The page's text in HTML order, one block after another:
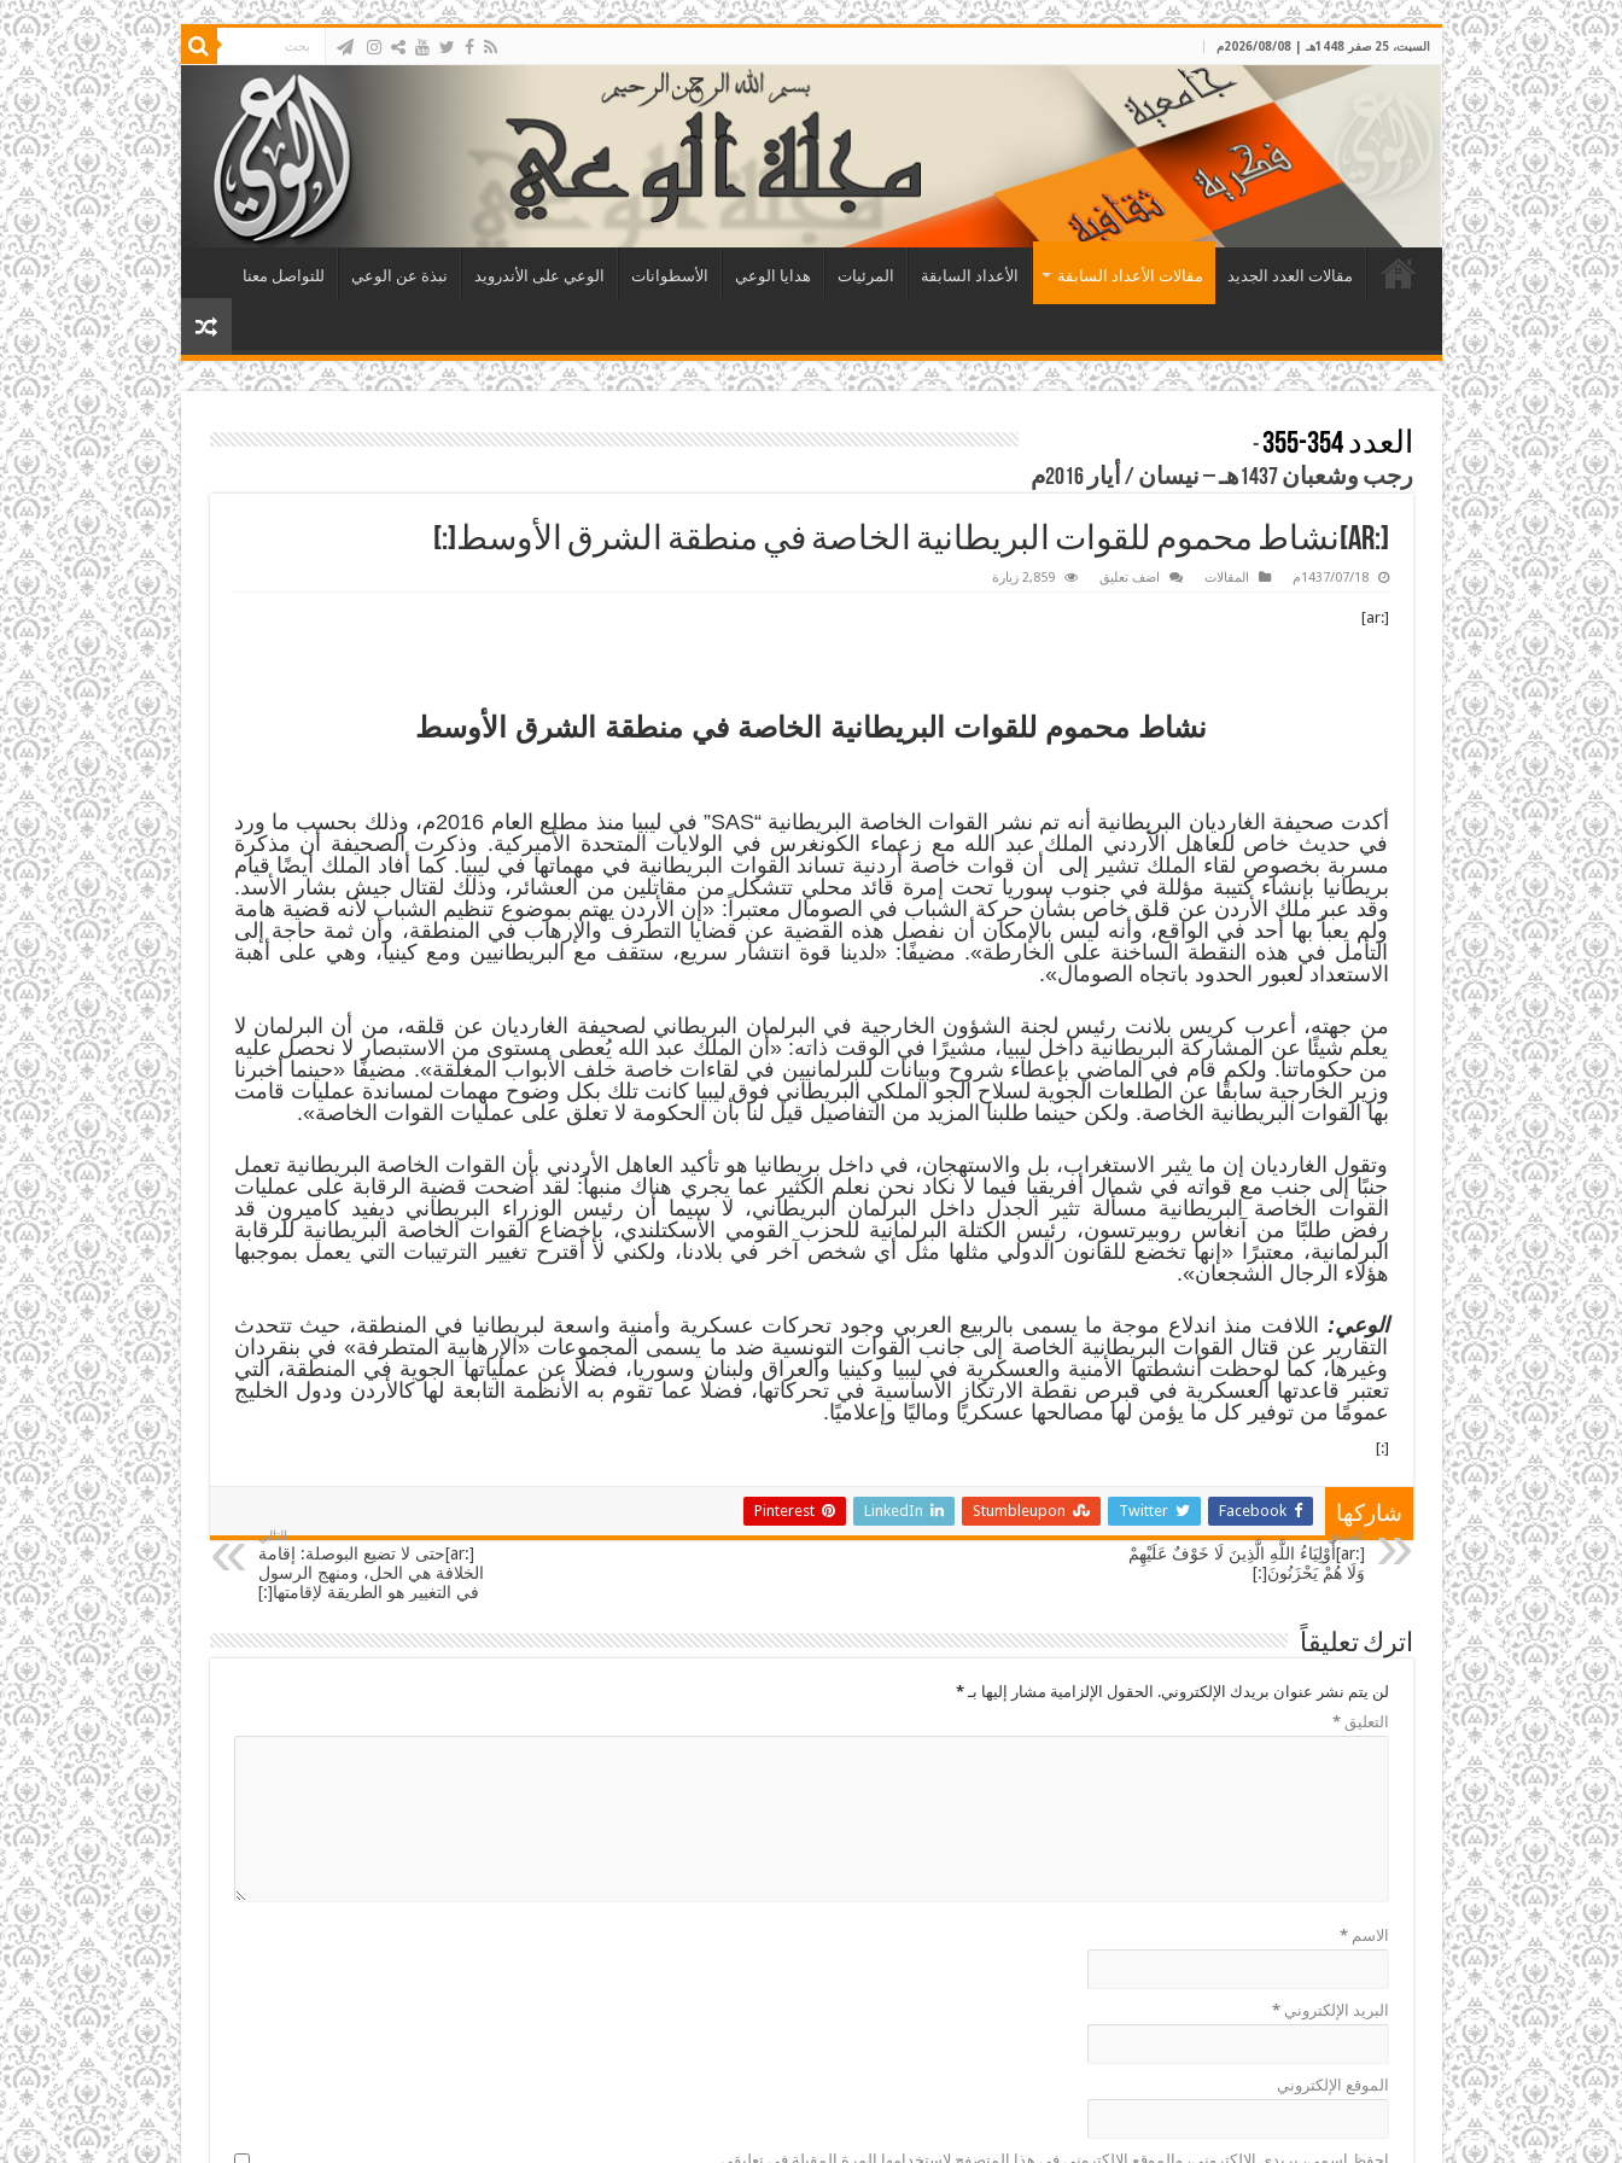
السبت، 25 صفر 1448هـ | 2026/08/08م
مقالات العدد الجديد مقالات الأعداد السابقة الأعداد السابقة المرئيات هدايا الوعي الأسطوانات الوعي على الأندرويد نبذة عن الوعي للتواصل معنا
العدد 354-355
-
رجب وشعبان 1437هـ – نيسان / أيار 2016م
[:ar]نشاط محموم للقوات البريطانية الخاصة في منطقة الشرق الأوسط[:]
1437/07/18م المقالات اضف تعليق 2,859 زيارة
[:ar]
نشاط محموم للقوات البريطانية الخاصة في منطقة الشرق الأوسط
أكدت صحيفة الغارديان البريطانية أنه تم نشر القوات الخاصة البريطانية “SAS” في ليبيا منذ مطلع العام 2016م، وذلك بحسب ما ورد
في حديث خاص للعاهل الأردني الملك عبد الله مع زعماء الكونغرس في الولايات المتحدة الأميركية. وذكرت الصحيفة أن مذكرة
مسربة بخصوص لقاء الملك تشير إلى أن قوات خاصة أردنية تساند القوات البريطانية في مهماتها في ليبيا. كما أفاد الملك أيضًا قيام
بريطانيا بإنشاء كتيبة مؤللة في جنوب سوريا تحت إمرة قائد محلي تتشكل من مقاتلين من العشائر، وذلك لقتال جيش بشار الأسد.
وقد عبر ملك الأردن عن قلق خاص بشأن حركة الشباب في الصومال معتبراً: «إن الأردن يهتم بموضوع تنظيم الشباب لأنه قضية هامة
ولم يعبأ بها أحد في الواقع، وأنه ليس بالإمكان أن نفصل هذه القضية عن قضايا التطرف والإرهاب في المنطقة، وأن ثمة حاجة إلى
التأمل في هذه النقطة الساخنة على الخارطة». مضيفًا: «لدينا قوة انتشار سريع، ستقف مع البريطانيين ومع كينيا، وهي على أهبة
الاستعداد لعبور الحدود باتجاه الصومال».
من جهته، أعرب كريس بلانت رئيس لجنة الشؤون الخارجية في البرلمان البريطاني لصحيفة الغارديان عن قلقه، من أن البرلمان لا
يعلم شيئًا عن المشاركة البريطانية داخل ليبيا، مشيرًا في الوقت ذاته: «أن الملك عبد الله يُعطى مستوى من الاستبصار لا نحصل عليه
من حكوماتنا. ولكم قام في الماضي بإعطاء شروح وبيانات للبرلمانيين في لقاءات خاصة خلف الأبواب المغلقة». مضيفًا «حينما أخبرنا
وزير الخارجية سابقًا عن الطلعات الجوية لسلاح الجو الملكي البريطاني فوق ليبيا كانت تلك بكل وضوح مهمات لمساندة عمليات قامت
بها القوات البريطانية الخاصة. ولكن حينما طلبنا المزيد من التفاصيل قيل لنا بأن الحكومة لا تعلق على عمليات القوات الخاصة».
وتقول الغارديان إن ما يثير الاستغراب، بل والاستهجان، في داخل بريطانيا هو تأكيد العاهل الأردني بأن القوات الخاصة البريطانية تعمل
جنبًا إلى جنب مع قواته في شمال أفريقيا فيما لا نكاد نحن نعلم الكثير عما يجري هناك منبهاً: لقد أضحت قضية الرقابة على عمليات
القوات الخاصة البريطانية مسألة تثير الجدل داخل البرلمان البريطاني، لا سيما أن رئيس الوزراء البريطاني ديفيد كاميرون قد
رفض طلبًا من آنغاس روبيرتسون، رئيس الكتلة البرلمانية للحزب القومي الأسكتلندي، بإخضاع القوات الخاصة البريطانية للرقابة
البرلمانية، معتبرًا «إنها تخضع للقانون الدولي مثلها مثل أي شخص آخر في بلادنا، ولكني لا أقترح تغيير الترتيبات التي يعمل بموجبها
هؤلاء الرجال الشجعان».
الوعي: اللافت منذ اندلاع موجة ما يسمى بالربيع العربي وجود تحركات عسكرية وأمنية واسعة لبريطانيا في المنطقة، حيث تتحدث
التقارير عن قتال القوات البريطانية الخاصة إلى جانب القوات التونسية ضد ما يسمى المجموعات «الإرهابية المتطرفة» في بنقردان
وغيرها، كما لوحظت أنشطتها الأمنية والعسكرية في ليبيا وكينيا والعراق ولبنان وسوريا، فضلًا عن عملياتها الجوية في المنطقة، التي
تعتبر قاعدتها العسكرية في قبرص نقطة الارتكاز الأساسية في تحركاتها، فضلًا عما تقوم به الأنظمة التابعة لها كالأردن ودول الخليج
عمومًا من توفير كل ما يؤمن لها مصالحها عسكريًا وماليًا وإعلاميًا.
[:]
شاركها Facebook
Twitter
Stumbleupon
LinkedIn
Pinterest
السابق
[:ar]أَوْلِيَاءُ اللَّهِ الَّذِينَ لَا خَوْفٌ عَلَيْهِمْ
وَلَا هُمْ يَحْزَنُونَ[:]
التالي
[:ar]حتى لا تضيع البوصلة: إقامة
الخلافة هي الحل، ومنهج الرسول
في التغيير هو الطريقة لإقامتها[:]
اترك تعليقاً
لن يتم نشر عنوان بريدك الإلكتروني. الحقول الإلزامية مشار إليها بـ*
التعليق*
الاسم*
البريد الإلكتروني*
الموقع الإلكتروني